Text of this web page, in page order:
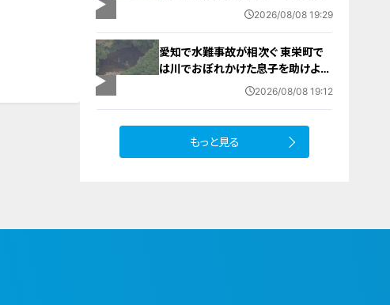
キノワグマに腕や足をかまれる 「つ
岐阜・高山市
2026/08/08 19:29
愛知で水難事故が相次ぐ 東栄町で
は川でおぼれかけた息子を助けよう
とし父親が心肺停止の状態で搬送
2026/08/08 19:12
もっと見る